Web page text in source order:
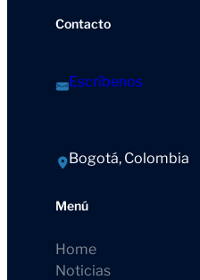
Contacto
Escríbenos
Bogotá, Colombia
Menú
Home
Noticias